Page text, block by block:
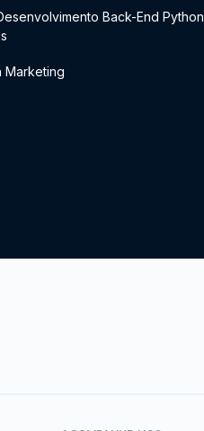
Back-End Python
Marketing